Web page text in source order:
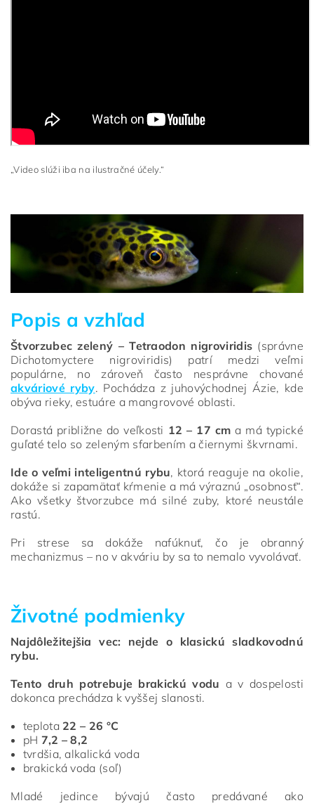
„Video slúži iba na ilustračné účely.“
Popis a vzhľad
Štvorzubec zelený – Tetraodon nigroviridis (správne
Dichotomyctere nigroviridis) patrí medzi veľmi
populárne, no zároveň často nesprávne chované
akváriové ryby. Pochádza z juhovýchodnej Ázie, kde
obýva rieky, estuáre a mangrovové oblasti.
Dorastá približne do veľkosti 12 – 17 cm a má typické
guľaté telo so zeleným sfarbením a čiernymi škvrnami.
Ide o veľmi inteligentnú rybu, ktorá reaguje na okolie,
dokáže si zapamätať kŕmenie a má výraznú „osobnosť“.
Ako všetky štvorzubce má silné zuby, ktoré neustále
rastú.
Pri strese sa dokáže nafúknuť, čo je obranný
mechanizmus – no v akváriu by sa to nemalo vyvolávať.
Životné podmienky
Najdôležitejšia vec: nejde o klasickú sladkovodnú
rybu.
Tento druh potrebuje brakickú vodu a v dospelosti
dokonca prechádza k vyššej slanosti.
teplota 22 – 26 °C
pH 7,2 – 8,2
tvrdšia, alkalická voda
brakická voda (soľ)
Mladé jedince bývajú často predávané ako